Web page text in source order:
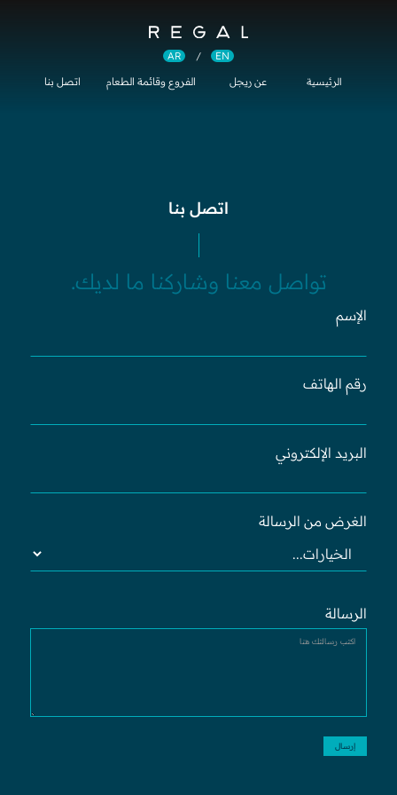
AR / EN
الرئيسية عن ريجل الفروع وقائمة الطعام اتصل بنا
اتصل بنا
تواصل معنا وشاركنا ما لديك.
الإسم
رقم الهاتف
البريد الإلكتروني
الغرض من الرسالة
الرسالة